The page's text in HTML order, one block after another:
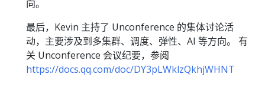
向。
最后，Kevin 主持了 Unconference 的集体讨论活
动，主要涉及到多集群、调度、弹性、AI 等方向。 有
关 Unconference 会议纪要，参阅
https://docs.qq.com/doc/DY3pLWklzQkhjWHNT